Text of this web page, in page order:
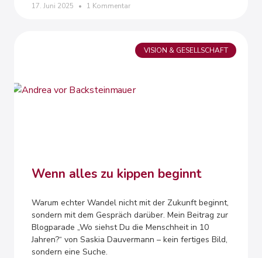
17. Juni 2025 1 Kommentar
VISION & GESELLSCHAFT
Wenn alles zu kippen beginnt
Warum echter Wandel nicht mit der Zukunft beginnt,
sondern mit dem Gespräch darüber. Mein Beitrag zur
Blogparade „Wo siehst Du die Menschheit in 10
Jahren?“ von Saskia Dauvermann – kein fertiges Bild,
sondern eine Suche.